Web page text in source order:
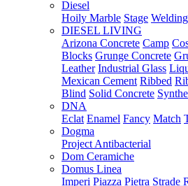
Diesel
Hoily Marble Stage
DIESEL LIVING
Arizona Concrete Camp
Blocks Grunge Concrete
Leather Industrial Glass
Mexican Cement Ribbed
Blind Solid Concrete
DNA
Eclat Enamel Fancy Match
Dogma
Project Antibacterial
Dom Ceramiche
Domus Linea
Imperi Piazza Pietra Strade